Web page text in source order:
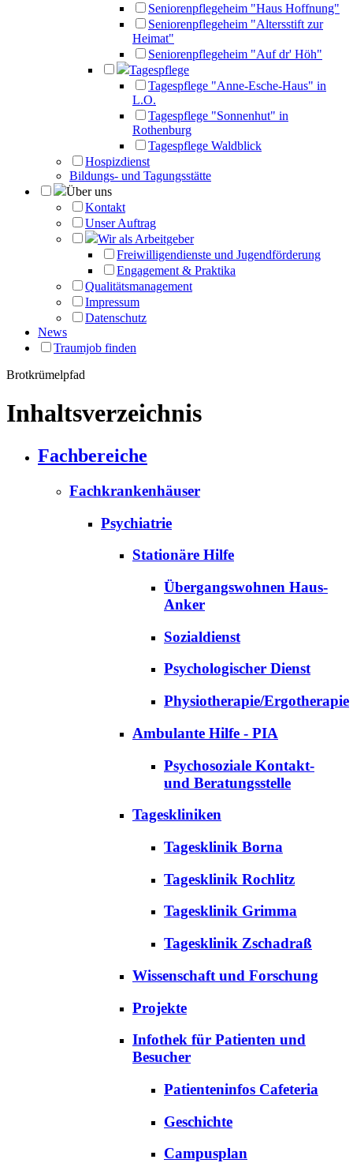
Seniorenpflegeheim "Haus Hoffnung"
Seniorenpflegeheim "Altersstift zur
Heimat"
Seniorenpflegeheim "Auf dr' Höh"
Tagespflege
Tagespflege "Anne-Esche-Haus" in
L.O.
Tagespflege "Sonnenhut" in
Rothenburg
Tagespflege Waldblick
Hospizdienst
Bildungs- und Tagungsstätte
Über uns
Kontakt
Unser Auftrag
Wir als Arbeitgeber
Freiwilligendienste und Jugendförderung
Engagement & Praktika
Qualitätsmanagement
Impressum
Datenschutz
News
Traumjob finden
Brotkrümelpfad
Inhaltsverzeichnis
Fachbereiche
Fachkrankenhäuser
Psychiatrie
Stationäre Hilfe
Übergangswohnen Haus-
Anker
Sozialdienst
Psychologischer Dienst
Physiotherapie/Ergotherapie
Ambulante Hilfe - PIA
Psychosoziale Kontakt-
und Beratungsstelle
Tageskliniken
Tagesklinik Borna
Tagesklinik Rochlitz
Tagesklinik Grimma
Tagesklinik Zschadraß
Wissenschaft und Forschung
Projekte
Infothek für Patienten und
Besucher
Patienteninfos Cafeteria
Geschichte
Campusplan